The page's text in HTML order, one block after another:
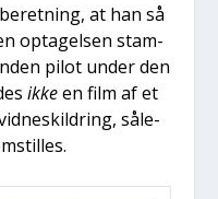
at han så
opta­gel­sen stam­
pilot under den
ikkeen film af et
såle­